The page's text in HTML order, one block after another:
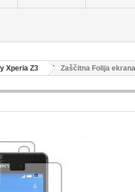
Xperia Z3 Zaščitna Folija